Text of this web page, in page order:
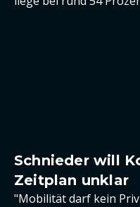
Schnieder will
Zeitplan unklar
"Mobilität darf kein